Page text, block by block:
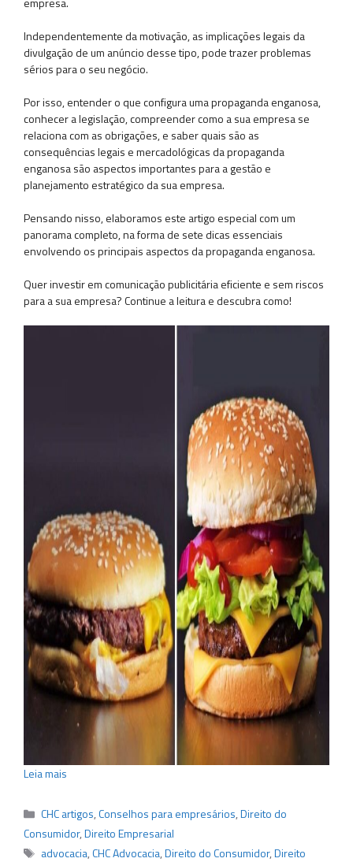
Independentemente da motivação, as implicações legais da
divulgação de um anúncio desse tipo, pode trazer problemas
sérios para o seu negócio.
Por isso, entender o que configura uma propaganda enganosa,
conhecer a legislação, compreender como a sua empresa se
relaciona com as obrigações, e saber quais são as
consequências legais e mercadológicas da propaganda
enganosa são aspectos importantes para a gestão e
planejamento estratégico da sua empresa.
Pensando nisso, elaboramos este artigo especial com um
panorama completo, na forma de sete dicas essenciais
envolvendo os principais aspectos da propaganda enganosa.
Quer investir em comunicação publicitária eficiente e sem riscos
para a sua empresa? Continue a leitura e descubra como!
Leia mais
Categorias
CHC artigos,Conselhos para empresários,Direito do
Consumidor,Direito Empresarial
Tags
advocacia,CHC Advocacia,Direito do Consumidor,Direito